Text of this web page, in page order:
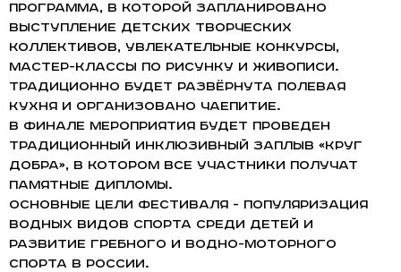
программа, в которой запланировано
выступление детских творческих
коллективов, увлекательные конкурсы,
мастер-классы по рисунку и живописи.
Традиционно будет развёрнута полевая
кухня и организовано чаепитие.
В финале мероприятия будет проведен
традиционный инклюзивный заплыв «Круг
добра», в котором все участники получат
памятные дипломы.
Основные цели фестиваля - популяризация
водных видов спорта среди детей и
развитие гребного и водно-моторного
спорта в России.